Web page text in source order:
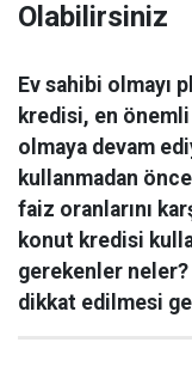
Olabilirsiniz
Ev sahibi olmayı
kredisi, en
olmaya devam
kullanmadan
faiz oranlarını
konut kredisi
gerekenler
dikkat edilmesi